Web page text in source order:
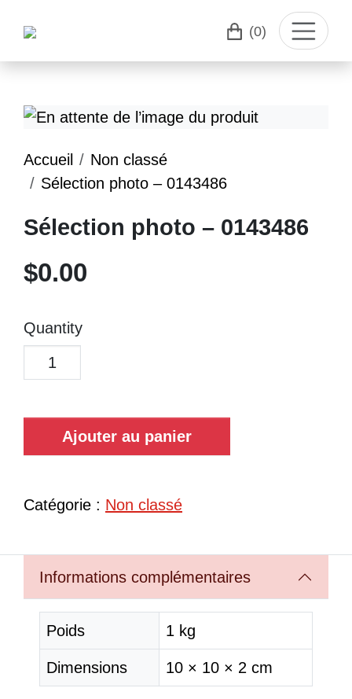
(0)
Accueil
Non classé
Sélection photo – 0143486
Sélection photo – 0143486
$0.00
Quantity
Ajouter au panier
Catégorie : Non classé
Informations complémentaires
Poids 1 kg
Dimensions 10 × 10 × 2 cm